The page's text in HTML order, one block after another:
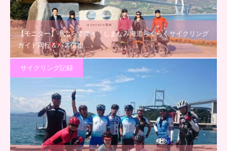
【モニター】手ぶらで楽々「しまなみ海道らくらくサイクリング
ガイド同行＆バス併走…
サイクリング記録